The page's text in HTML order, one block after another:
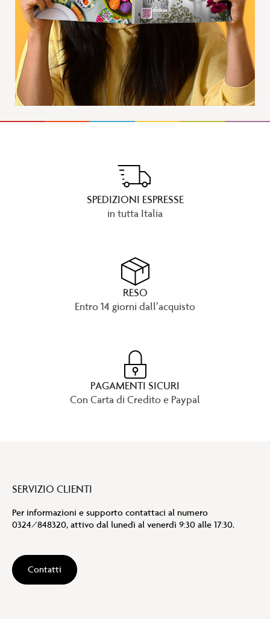
SPEDIZIONI ESPRESSE
in tutta Italia
RESO
Entro 14 giorni dall’acquisto
PAGAMENTI SICURI
Con Carta di Credito e Paypal
SERVIZIO CLIENTI
Per informazioni e supporto contattaci al numero
0324/848320, attivo dal lunedì al venerdì 9:30 alle 17:30.
Contatti